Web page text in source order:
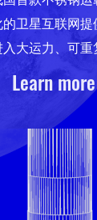
卫星互联网提
大运力、可
Learn more